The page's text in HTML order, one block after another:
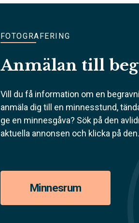
FOTOGRAFERING
Anmälan till
Vill du få information om en
anmäla dig till en minnesstund,
ge en minnesgåva? Sök på den
aktuella annonsen och klicka på den.
Minnesrum